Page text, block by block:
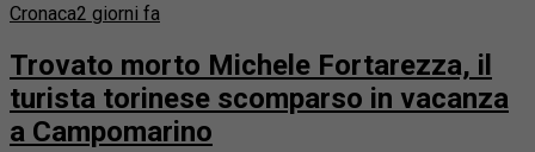
Cronaca2 giorni fa
Trovato morto Michele Fortarezza, il
turista torinese scomparso in vacanza
a Campomarino